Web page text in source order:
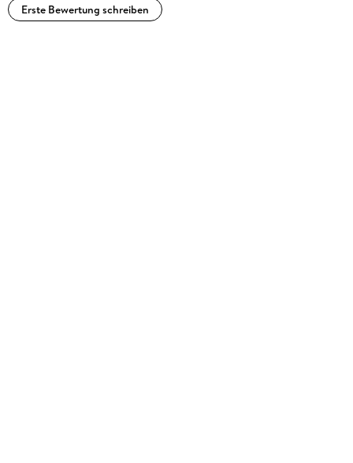
Erste Bewertung schreiben